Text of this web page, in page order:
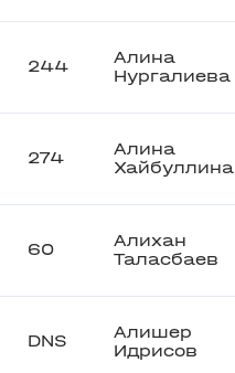
244
Алина
Нургалиева
274
Алина
Хайбуллина
60
Алихан
Таласбаев
DNS
Алишер
Идрисов